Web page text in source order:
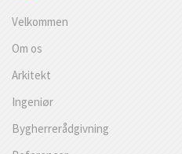
Velkommen
Om os
Arkitekt
Ingeniør
Bygherrerådgivning